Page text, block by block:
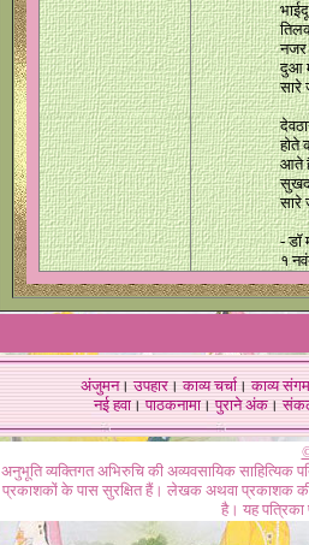
नजर
दुआ
सारे
होते
आते
सुखद
सारे
- डॉ
१
अंजुमन।उपहार।काव्य चर्चा।काव्य संगम
नई हवा। पाठकनामा। पुराने अंक।
अनुभूति व्यक्तिगत अभिरुचि की अव्यवसायिक
प्रकाशकों के पास सुरक्षित हैं। लेखक अथवा प्रकाशक की
है। यह पत्रिका